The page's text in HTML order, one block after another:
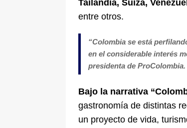
Tailandia, Suiza,
entre otros.
“Colombia se está
en el considerable interés
presidenta de ProColombia.
Bajo la narrativa
gastronomía de distintas
un proyecto de vida,